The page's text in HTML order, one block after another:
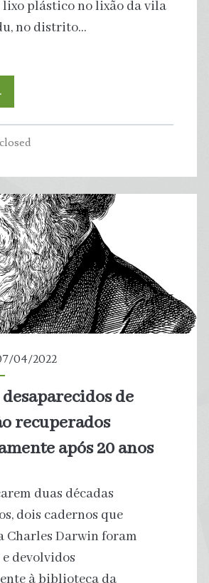
plástico no lixão da vila
no distrito…
morrem
do
plástico
no
Sri
04/2022
de
recuperados
após 20 anos
duas décadas
dois cadernos que
Charles Darwin foram
devolvidos